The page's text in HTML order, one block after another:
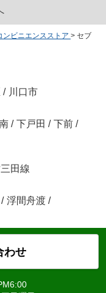
ンビニエンスストア > セブ
/ 川口市
/ 下戸田 / 下前 /
田線
/ 浮間舟渡 /
わせ